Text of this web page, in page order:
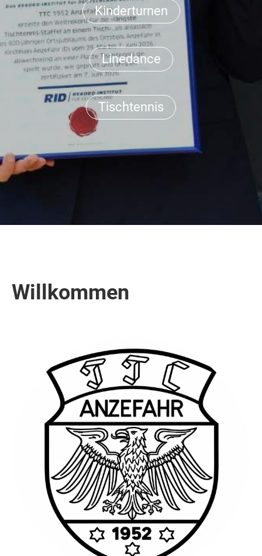
Kinderturnen
Linedance
Tischtennis
Willkommen